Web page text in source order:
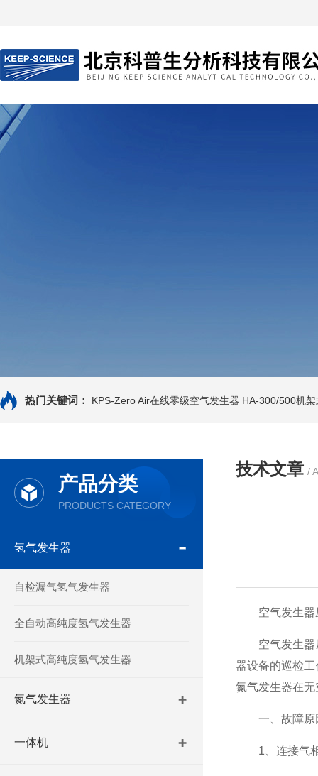
热门关键词： KPS-Zero Air在线零级空气发生器 HA-300/500机
产品分类
PRODUCTS CATEGORY
氢气发生器
自检漏气氢气发生器
全自动高纯度氢气发生器
机架式高纯度氢气发生器
氮气发生器
一体机
技术文章 /
空气发生器
空气发生器压
器设备的巡检
氮气发生器在
一、故障原
1、连接气相